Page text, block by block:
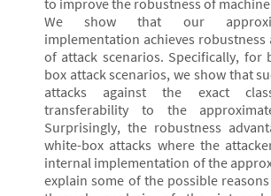
to improve the robustness of
We show that our
implementation achieves robustness
of attack scenarios. Specifically, for
box attack scenarios, we show that
attacks against the exact
transferability to the
Surprisingly, the robustness
white-box attacks where the
internal implementation of the
explain some of the possible